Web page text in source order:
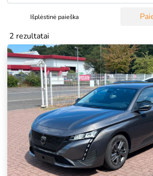
Išplėstinė paieška
2 rezultatai